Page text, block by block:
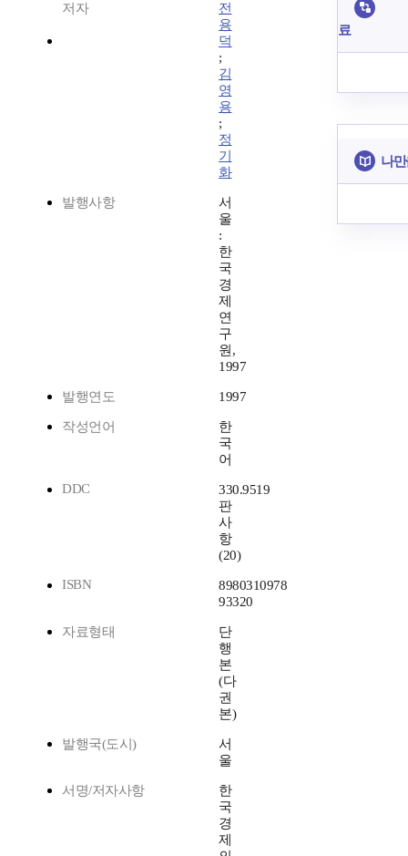
저자
전
용
덕
;
김
영
용
;
정
기
화
발행사항
서
울
:
한
국
경
제
연
구
원,
1997
발행연도 1997
작성언어
한
국
어
DDC
330.9519
판
사
항
(20)
ISBN
8980310978
93320
자료형태
단
행
본
(다
권
본)
발행국(도시)
서
울
서명/저자사항
한
국
경
제
료
나